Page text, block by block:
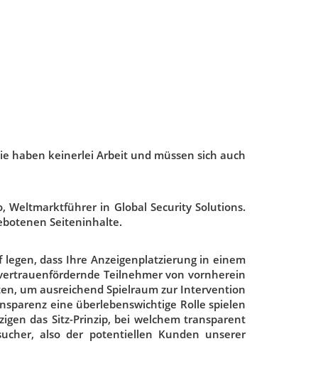
haben keinerlei Arbeit und müssen sich auch
Weltmarktführer in Global Security Solutions.
Seiteninhalte.
dass Ihre Anzeigenplatzierung in einem
Teilnehmer von vornherein
um ausreichend Spielraum zur Intervention
eine überlebenswichtige Rolle spielen
das Sitz-Prinzip, bei welchem transparent
also der potentiellen Kunden unserer